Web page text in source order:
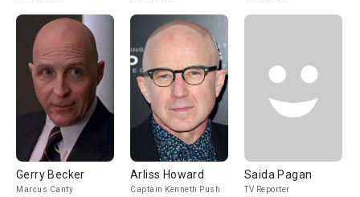
Gerry Becker
Marcus Canty
Arliss Howard
Captain Kenneth Push
Saida Pagan
TV Reporter